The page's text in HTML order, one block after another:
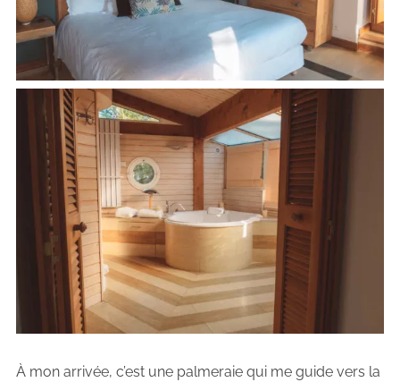
À mon arrivée, c’est une palmeraie qui me guide vers la